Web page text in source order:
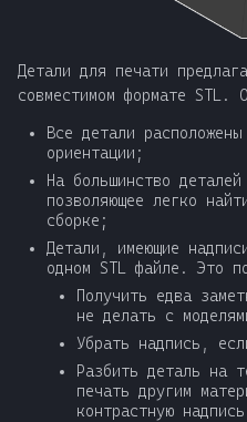
Детали для печати
совместимом формате STL.
Все детали
ориентации;
На большинство
позволяющее легко
сборке;
Детали, имеющие
одном STL файле. Это
Получить едва
не делать с
Убрать надпись,
Разбить деталь на
печать другим
контрастную